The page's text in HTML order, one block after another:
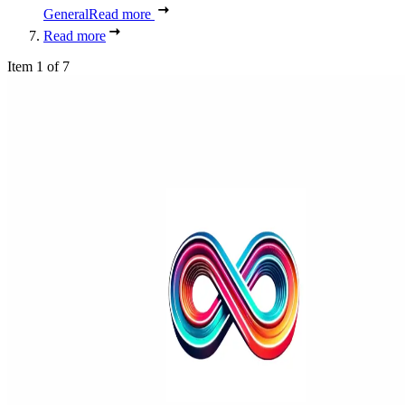
GeneralRead more
Read more
Item 1 of 7